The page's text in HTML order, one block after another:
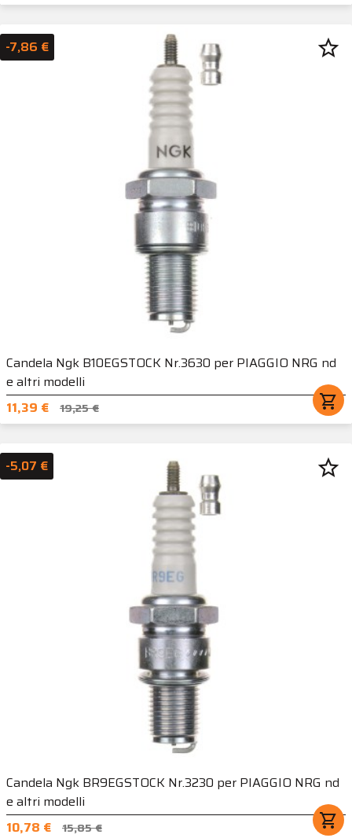
Candela Ngk B10EGSTOCK Nr.3630 per PIAGGIO NRG nd
e altri modelli
11,39 €
19,25 € shopping_cart
-7,86 € star_border
Candela Ngk BR9EGSTOCK Nr.3230 per PIAGGIO NRG nd
e altri modelli
10,78 €
15,85 € shopping_cart
-5,07 € star_border